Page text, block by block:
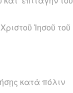
Ἰησοῦ τοῦ
κατὰ πόλιν